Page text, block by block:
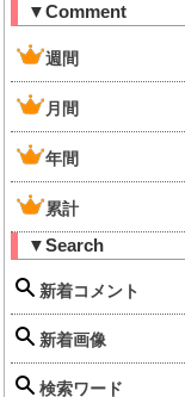
▼Comment
週間
月間
年間
累計
▼Search
新着コメント
新着画像
検索ワード